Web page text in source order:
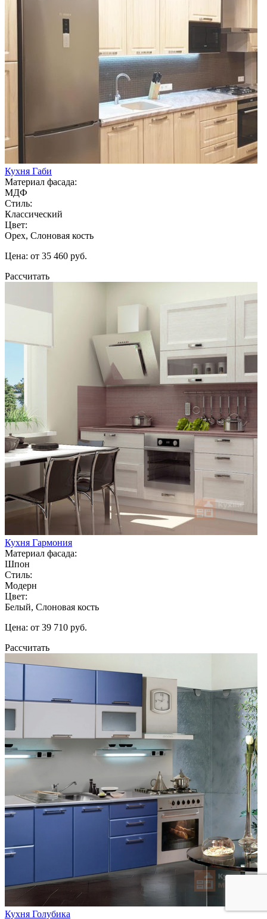
Кухня Габи
Материал фасада:
МДФ
Стиль:
Классический
Цвет:
Орех, Слоновая кость
Цена: от 35 460 руб.
Рассчитать
Кухня Гармония
Материал фасада:
Шпон
Стиль:
Модерн
Цвет:
Белый, Слоновая кость
Цена: от 39 710 руб.
Рассчитать
Кухня Голубика